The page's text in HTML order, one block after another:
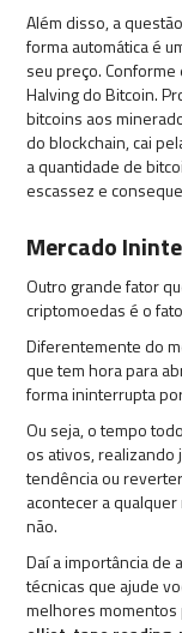
Além disso, a
forma automática é
seu preço.
Halving do Bitcoin.
bitcoins aos
do blockchain, cai
a quantidade de
escassez e
Mercado
Outro grande fator
criptomoedas é o
Diferentemente do
que tem hora para
forma ininterrupta
Ou seja, o tempo
os ativos, realizando
tendência ou
acontecer a
não.
Daí a importância de
técnicas que ajude
melhores momentos